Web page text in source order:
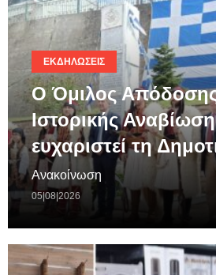
ΕΚΔΗΛΏΣΕΙΣ
Ο Όμιλος
Ιστορικής
ευχαριστεί τη
Ανακοίνωση
05|08|2026